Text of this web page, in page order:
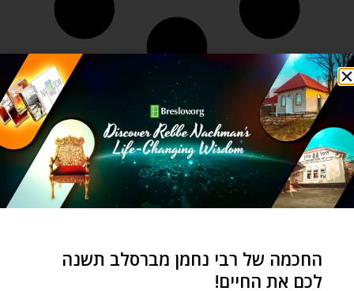
החכמה של רבי נחמן מברסלב תשנה
לכם את החיים!